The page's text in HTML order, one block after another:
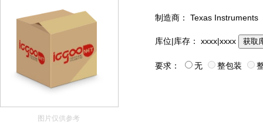
图片仅供参考
制造商： Texas Instruments
库位|库存： xxxx|xxxx 获取
要求： 无 整包装